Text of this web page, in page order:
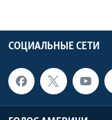
СОЦИАЛЬНЫЕ СЕТИ